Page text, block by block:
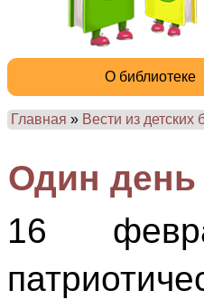
О библиотеке
Главная » Вести из
Один
16